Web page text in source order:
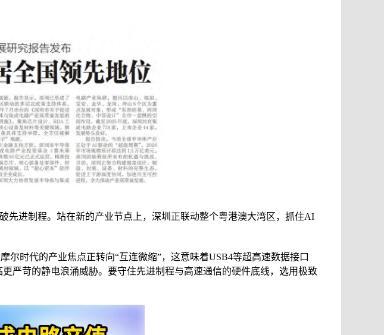
先进制程。站在新的产业节点上，深圳正联动整个粤港澳大湾区，抓住AI
时代的产业焦点正转向“互连微缩”，这意味着USB4等超高速数据接口
严苛的静电浪涌威胁。要守住先进制程与高速通信的硬件底线，选用极致